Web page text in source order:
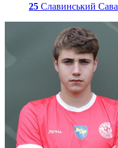
25 Славинський Сава